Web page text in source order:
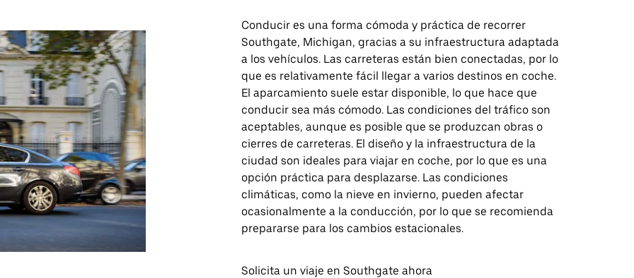
Conducir es una forma cómoda y práctica de recorrer
Southgate, Michigan, gracias a su infraestructura adaptada
a los vehículos. Las carreteras están bien conectadas, por lo
que es relativamente fácil llegar a varios destinos en coche.
El aparcamiento suele estar disponible, lo que hace que
conducir sea más cómodo. Las condiciones del tráfico son
aceptables, aunque es posible que se produzcan obras o
cierres de carreteras. El diseño y la infraestructura de la
ciudad son ideales para viajar en coche, por lo que es una
opción práctica para desplazarse. Las condiciones
climáticas, como la nieve en invierno, pueden afectar
ocasionalmente a la conducción, por lo que se recomienda
prepararse para los cambios estacionales.
Solicita un viaje en Southgate ahora